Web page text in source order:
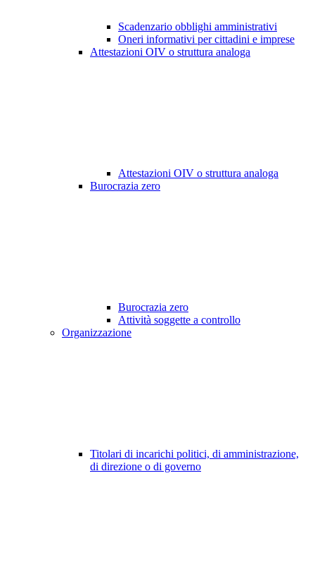
Scadenzario obblighi amministrativi
Oneri informativi per cittadini e imprese
Attestazioni OIV o struttura analoga
Attestazioni OIV o struttura analoga
Burocrazia zero
Burocrazia zero
Attività soggette a controllo
Organizzazione
Titolari di incarichi politici, di amministrazione,
di direzione o di governo